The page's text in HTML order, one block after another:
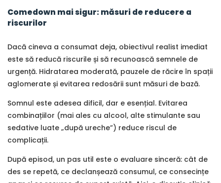
Comedown mai sigur: măsuri de reducere a
riscurilor
Dacă cineva a consumat deja, obiectivul realist imediat
este să reducă riscurile și să recunoască semnele de
urgență. Hidratarea moderată, pauzele de răcire în spații
aglomerate și evitarea redosării sunt măsuri de bază.
Somnul este adesea dificil, dar e esențial. Evitarea
combinațiilor (mai ales cu alcool, alte stimulante sau
sedative luate „după ureche”) reduce riscul de
complicații.
După episod, un pas util este o evaluare sinceră: cât de
des se repetă, ce declanșează consumul, ce consecințe